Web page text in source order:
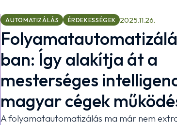
AUTOMATIZÁLÁS ÉRDEKESSÉGEK 2025.11.26.
ban: Így alakítja át a
mesterséges
magyar cégek
A folyamatautomatizálás ma már nem